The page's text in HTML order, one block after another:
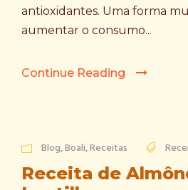
antioxidantes. Uma forma
aumentar o consumo...
Continue Reading
Blog,Boali,Receitas
Receita de